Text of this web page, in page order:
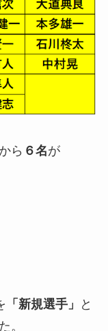
ら ６名が
「新規選手」
と
。